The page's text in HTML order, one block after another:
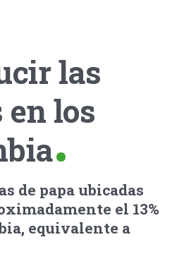
las
los
de papa ubicadas
el 13%
equivalente a